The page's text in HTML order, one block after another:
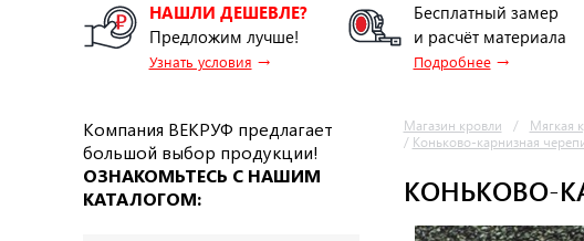
НАШЛИ ДЕШЕВЛЕ?
Предложим лучше!
Узнать условия →
Бесплатный замер
и расчёт материала
Подробнее→
Компания ВЕКРУФ предлагает
большой выбор продукции!
ОЗНАКОМЬТЕСЬ С НАШИМ
КАТАЛОГОМ:
Магазин кровли / Мягкая
/ Коньково-карнизная
КОНЬКОВО-